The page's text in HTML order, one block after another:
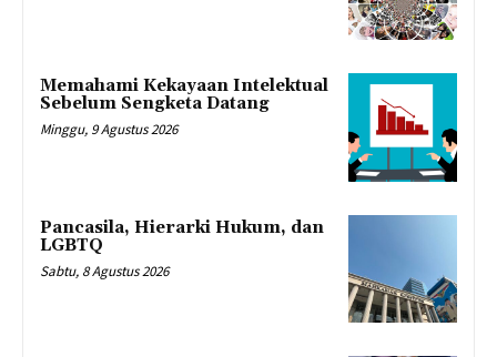
Memahami Kekayaan Intelektual
Sebelum Sengketa Datang
Minggu, 9 Agustus 2026
Pancasila, Hierarki Hukum, dan
LGBTQ
Sabtu, 8 Agustus 2026